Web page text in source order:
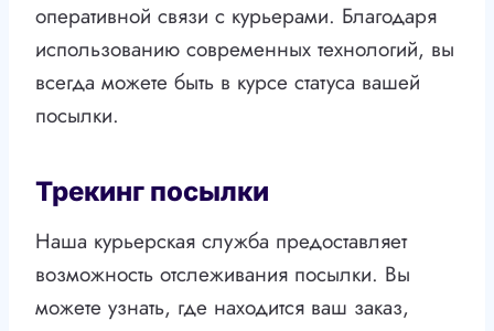
оперативной связи с курьерами. Благодаря
использованию современных технологий, вы
всегда можете быть в курсе статуса вашей
посылки.
Трекинг посылки
Наша курьерская служба предоставляет
возможность отслеживания посылки. Вы
можете узнать, где находится ваш заказ,